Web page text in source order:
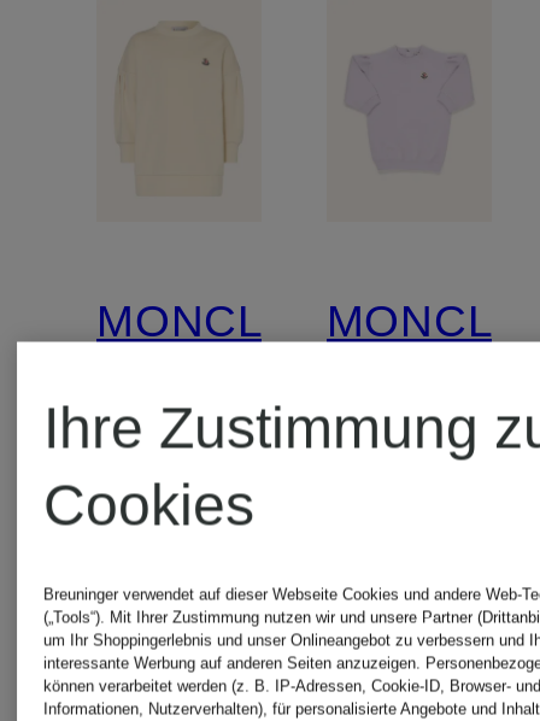
MONCLER
Sweatkleid
ab 245 € 190 €
Ihre Zustimmung
Cookies
Breuninger verwendet auf dieser Webseite Cookies und andere Web-
(„Tools“). Mit Ihrer Zustimmung nutzen wir und unsere Partner
um Ihr Shoppingerlebnis und unser Onlineangebot zu verbessern und
interessante Werbung auf anderen Seiten anzuzeigen.
können verarbeitet werden (z. B. IP-Adressen, Cookie-ID, Browser-
Informationen, Nutzerverhalten), für personalisierte Angebote und